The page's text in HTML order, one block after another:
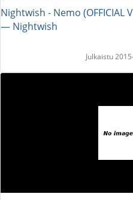
Nightwish - Nemo (OFFICIAL
― Nightwish
Julkaistu